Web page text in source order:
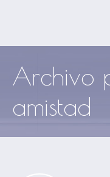
Archivo
amistad